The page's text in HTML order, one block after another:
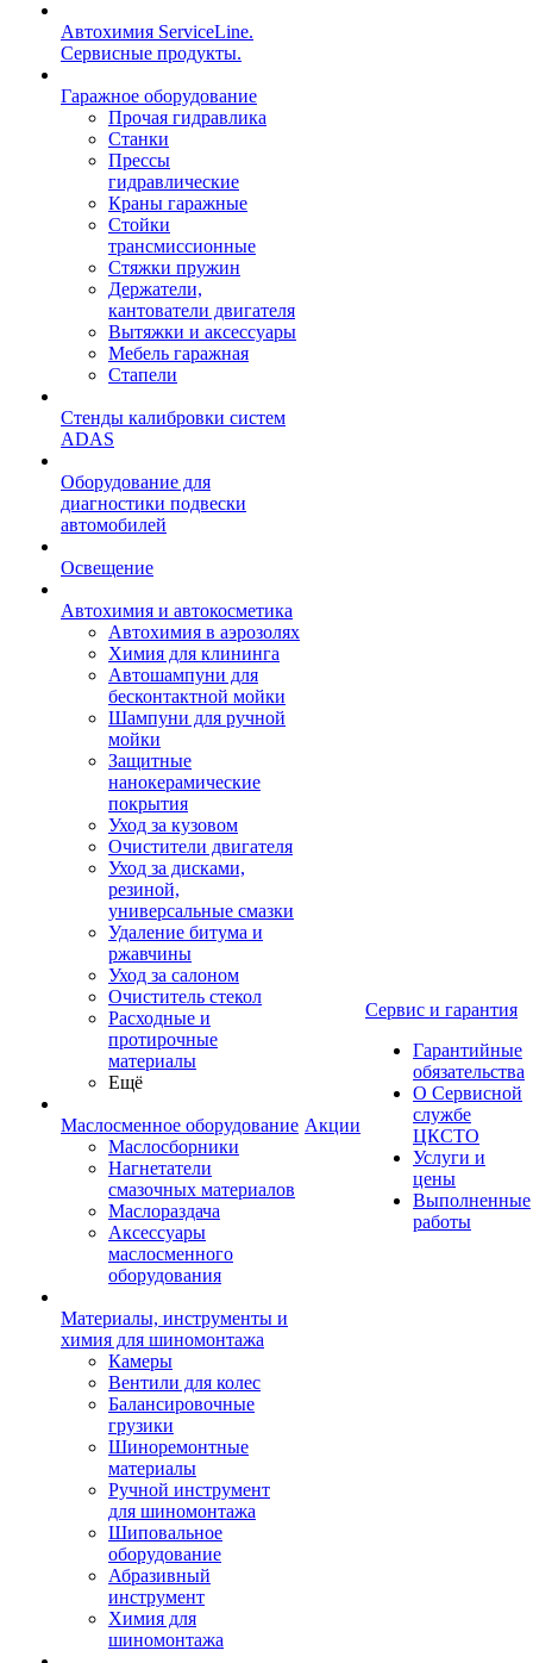
Автохимия ServiceLine.
Сервисные продукты.
Гаражное оборудование
Прочая гидравлика
Станки
Прессы
гидравлические
Краны гаражные
Стойки
трансмиссионные
Стяжки пружин
Держатели,
кантователи двигателя
Вытяжки и аксессуары
Мебель гаражная
Стапели
Стенды калибровки систем
ADAS
Оборудование для
диагностики подвески
автомобилей
Освещение
Автохимия и автокосметика
Автохимия в аэрозолях
Химия для клининга
Автошампуни для
бесконтактной мойки
Шампуни для ручной
мойки
Защитные
нанокерамические
покрытия
Уход за кузовом
Очистители двигателя
Уход за дисками,
резиной,
универсальные смазки
Удаление битума и
ржавчины
Уход за салоном
Очиститель стекол
Расходные и
протирочные
материалы
Ещё
Маслосменное оборудование
Маслосборники
Нагнетатели
смазочных материалов
Маслораздача
Аксессуары
маслосменного
оборудования
Материалы, инструменты и
химия для шиномонтажа
Камеры
Вентили для колес
Балансировочные
грузики
Шиноремонтные
материалы
Ручной инструмент
для шиномонтажа
Шиповальное
оборудование
Абразивный
инструмент
Химия для
шиномонтажа
Акции
Сервис и гарантия
Гарантийные
обязательства
О Сервисной
службе
ЦКСТО
Услуги и
цены
Выполненные
работы